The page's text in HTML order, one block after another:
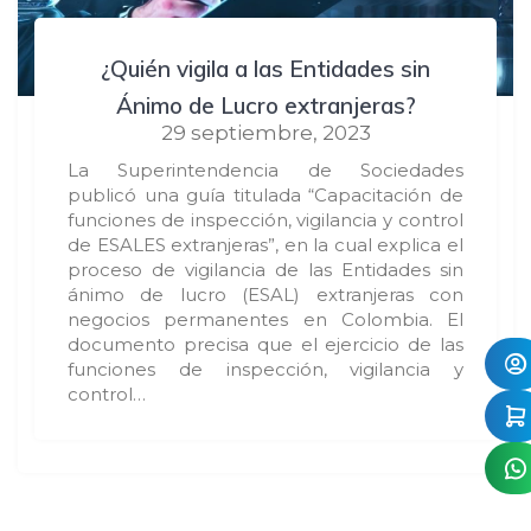
¿Quién vigila a las Entidades sin
Ánimo de Lucro extranjeras?
29 septiembre, 2023
La Superintendencia de Sociedades
publicó una guía titulada “Capacitación de
funciones de inspección, vigilancia y control
de ESALES extranjeras”, en la cual explica el
proceso de vigilancia de las Entidades sin
ánimo de lucro (ESAL) extranjeras con
negocios permanentes en Colombia. El
documento precisa que el ejercicio de las
funciones de inspección, vigilancia y
control…